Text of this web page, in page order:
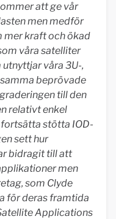
att ge vår
men medför
mer kraft och ökad
våra satelliter
våra 3U-,
beprövade
till den
relativt enkel
stötta IOD-
sett hur
bidragit till att
men
som Clyde
för deras framtida
Applications